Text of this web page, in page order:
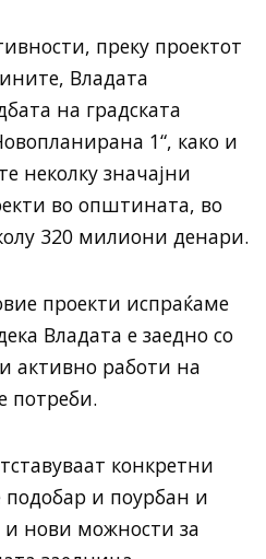
преку проектот
Владата
на градската
1“, како и
неколку значајни
во општината, во
320 милиони денари.
проекти испраќаме
Владата е заедно со
активно работи на
потреби.
конкретни
подобар и поурбан и
и нови можности за